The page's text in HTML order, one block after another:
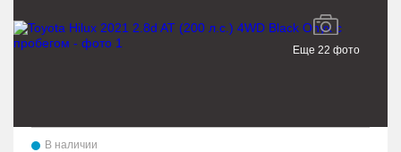
Еще 22 фото
В наличии